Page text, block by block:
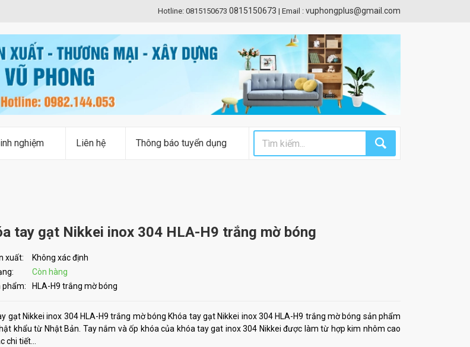
Hotline: 0815150673 0815150673 | Email : vuphongplus@gmail.com
nghiệm Liên hệ Thông báo tuyển dụng
tay gạt Nikkei inox 304 HLA-H9 trắng mờ bóng
xuất:
Không xác định
Còn hàng
phẩm:
HLA-H9 trắng mờ bóng
gạt Nikkei inox 304 HLA-H9 trắng mờ bóng Khóa tay gạt Nikkei inox 304 HLA-H9 trắng mờ bóng sản phẩm
khẩu từ Nhật Bản. Tay nắm và ốp khóa của khóa tay gat inox 304 Nikkei được làm từ hợp kim nhôm cao
chi tiết...